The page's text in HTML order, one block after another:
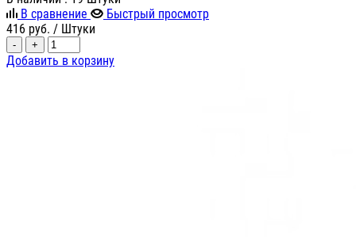
В сравнение
Быстрый просмотр
416 руб. / Штуки
- +
Добавить в корзину